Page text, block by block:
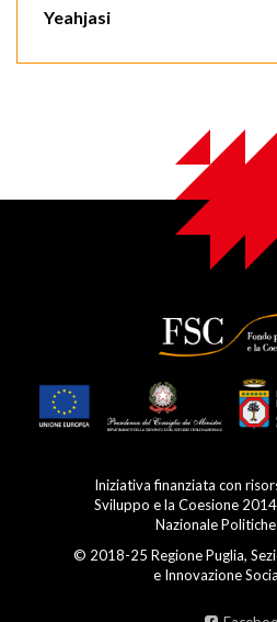
Yeahjasi
Iniziativa finanziata con
Sviluppo e la Coesione
Nazionale
© 2018-25 Regione Puglia,
e Innovazione